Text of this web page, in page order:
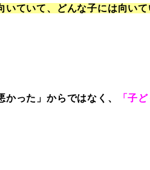
いていて、どんな子には向い
った」からではなく、
「子